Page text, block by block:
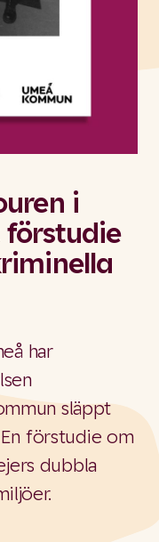
i
har
släppt
förstudie om
dubbla